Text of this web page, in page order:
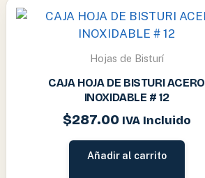
Hojas de Bisturí
CAJA HOJA DE BISTURI ACERO
INOXIDABLE # 12
$287.00 IVA Incluido
Añadir al carrito